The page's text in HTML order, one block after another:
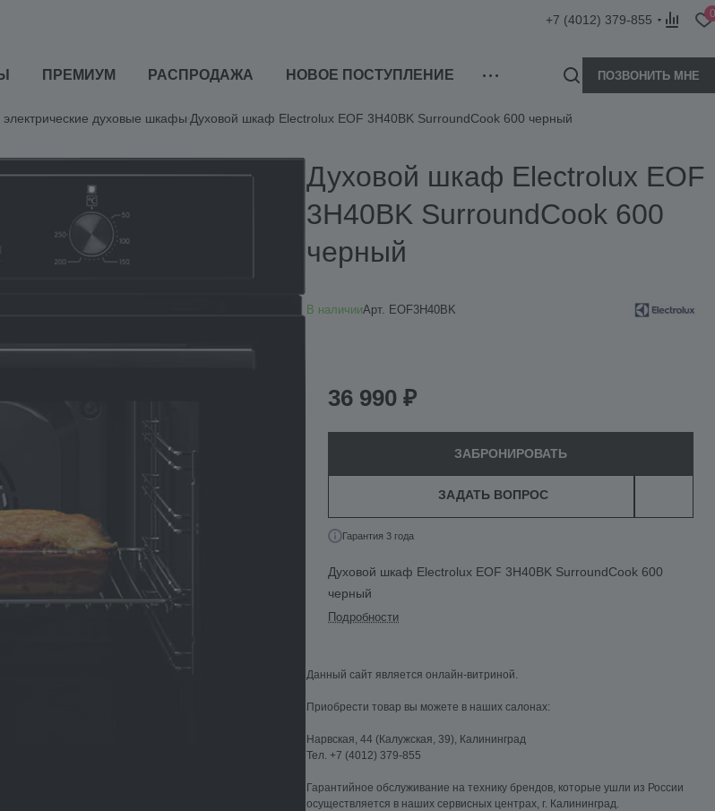
+7 (4012) 379-855 0
ПРЕМИУМ РАСПРОДАЖА НОВОЕ ПОСТУПЛЕНИЕ ПОЗВОНИТЬ МНЕ
духовые шкафы Духовой шкаф Electrolux EOF 3H40BK SurroundCook 600 черный
Духовой шкаф Electrolux EOF
3H40BK SurroundCook 600
черный
В наличииАрт. EOF3H40BK
36 990 ₽
ЗАБРОНИРОВАТЬ
ЗАДАТЬ ВОПРОС
Гарантия 3 года
Духовой шкаф Electrolux EOF 3H40BK SurroundCook 600
черный
Подробности
Данный сайт является онлайн-витриной.
Приобрести товар вы можете в наших салонах:
Нарвская, 44 (Калужская, 39), Калининград
Тел. +7 (4012) 379-855
Гарантийное обслуживание на технику брендов, которые ушли из России
осуществляется в наших сервисных центрах, г. Калининград.